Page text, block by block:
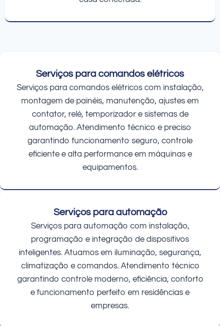
Serviços para comandos elétricos
Serviços para comandos elétricos com instalação,
montagem de painéis, manutenção, ajustes em
contator, relé, temporizador e sistemas de
automação. Atendimento técnico e preciso
garantindo funcionamento seguro, controle
eficiente e alta performance em máquinas e
equipamentos.
Serviços para automação
Serviços para automação com instalação,
programação e integração de dispositivos
inteligentes. Atuamos em iluminação, segurança,
climatização e comandos. Atendimento técnico
garantindo controle moderno, eficiência, conforto
e funcionamento perfeito em residências e
empresas.